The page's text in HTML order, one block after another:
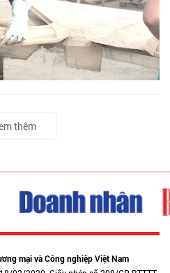
thêm
mại và Công nghiệp Việt Nam